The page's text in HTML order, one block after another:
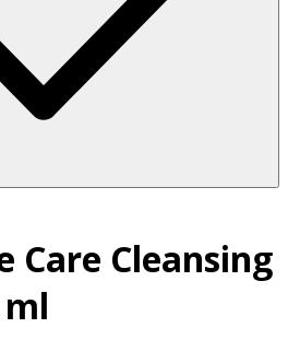
Care Cleansing